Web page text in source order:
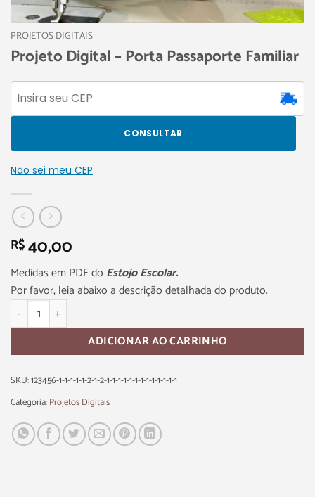
PROJETOS DIGITAIS
Projeto Digital – Porta Passaporte Familiar
CONSULTAR
Não sei meu CEP
R$40,00
Medidas em PDF do Estojo Escolar.
Por favor, leia abaixo a descrição detalhada do produto.
ADICIONAR AO CARRINHO
SKU:123456-1-1-1-1-1-2-1-2-1-1-1-1-1-1-1-1-1-1-1-1-1
Categoria:Projetos Digitais